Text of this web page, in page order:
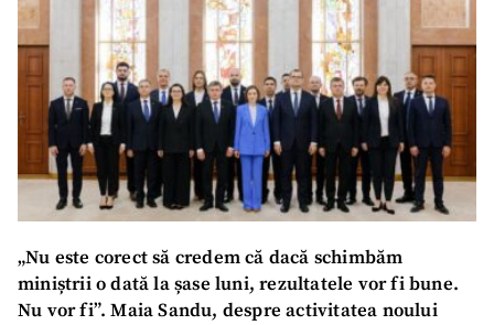
„Nu este corect să credem că dacă schimbăm
miniștrii o dată la șase luni, rezultatele vor fi bune.
Nu vor fi”. Maia Sandu, despre activitatea noului